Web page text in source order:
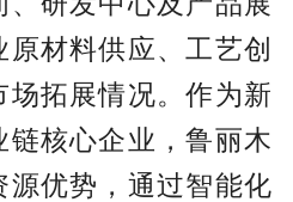
材料供应、工艺创
拓展情况。作为新
链核心企业，鲁丽木
源优势，通过智能化